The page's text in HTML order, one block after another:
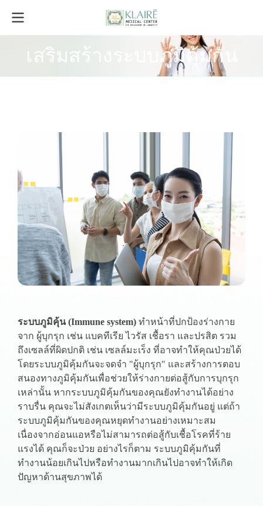
เสริมสร้างระบบภูมิคุ้มกัน
ระบบภูมิคุ้น (Immune system) ทำหน้าที่ปกป้องร่างกาย
จาก ผู้บุกรุก เช่น แบคทีเรีย ไวรัส เชื้อรา และปรสิต รวม
ถึงเซลล์ที่ผิดปกติ เช่น เซลล์มะเร็ง ที่อาจทำให้คุณป่วยได้
โดยระบบภูมิคุ้มกันจะจดจำ "ผู้บุกรุก" และสร้างการตอบ
สนองทางภูมิคุ้มกันเพื่อช่วยให้ร่างกายต่อสู้กับการบุกรุก
เหล่านั้น หากระบบภูมิคุ้มกันของคุณยังทำงานได้อย่าง
ราบรื่น คุณจะไม่สังเกตเห็นว่ามีระบบภูมิคุ้มกันอยู่ แต่ถ้า
ระบบภูมิคุ้มกันของคุณหยุดทำงานอย่างเหมาะสม
เนื่องจากอ่อนแอหรือไม่สามารถต่อสู้กับเชื้อโรคที่ร้าย
แรงได้ คุณก็จะป่วย อย่างไรก็ตาม ระบบภูมิคุ้มกันที่
ทำงานน้อยเกินไปหรือทำงานมากเกินไปอาจทำให้เกิด
ปัญหาด้านสุขภาพได้